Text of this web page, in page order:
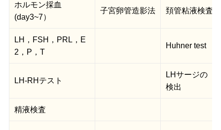
ホルモン採血
(day3~7）
子宮卵管造影法 頚管粘液検査
LH，FSH，PRL，E
2，P，T
Huhner test
LH-RHテスト
LHサージの
検出
精液検査